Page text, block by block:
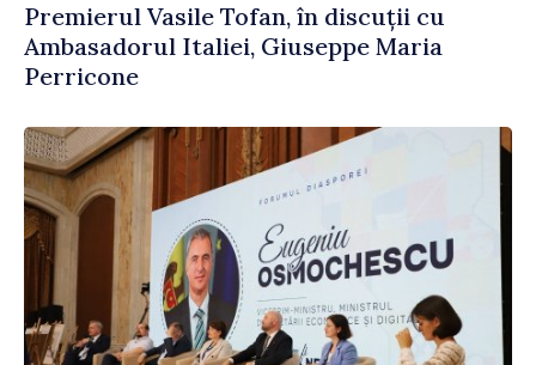
Premierul Vasile Tofan, în discuții cu
Ambasadorul Italiei, Giuseppe Maria
Perricone